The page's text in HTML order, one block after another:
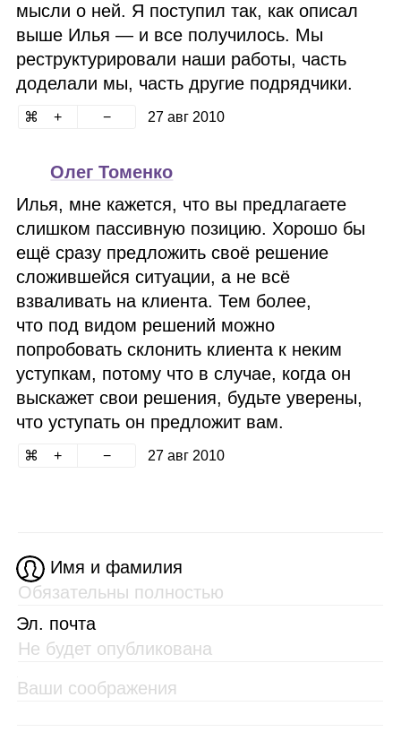
мысли о ней. Я поступил так, как описал
выше Илья — и все получилось. Мы
реструктурировали наши работы, часть
доделали мы, часть другие подрядчики.
27 авг 2010
Олег Томенко
Илья, мне кажется, что вы предлагаете
слишком пассивную позицию. Хорошо бы
ещё сразу предложить своё решение
сложившейся ситуации, а не всё
взваливать на клиента. Тем более,
что под видом решений можно
попробовать склонить клиента к неким
уступкам, потому что в случае, когда он
выскажет свои решения, будьте уверены,
что уступать он предложит вам.
27 авг 2010
Имя и фамилия
Эл. почта